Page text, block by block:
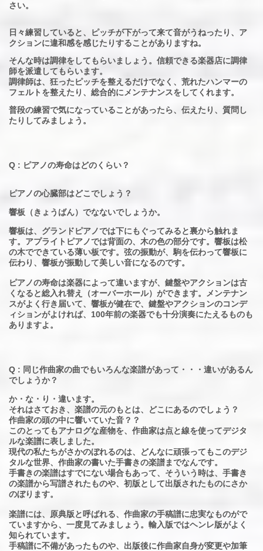
さい。
日々練習していると、ピッチが下がって来て音がうねったり、ア
クションに違和感を感じたりすることがありますね。
そんな時は調律をしてもらいましょう。信頼できる楽器店に調律
師を派遣してもらいます。
調律師は、狂ったピッチを整えるだけでなく、荒れたハンマーの
フェルトを整えたり、総合的にメンテナンスをしてくれます。
普段の練習で気になっていることがあったら、伝えたり、質問し
たりしてみましょう。
Q : ピアノの寿命はどのくらい？
ピアノの心臓部はどこでしょう？
響板（きょうばん）でなないでしょうか。
響板は、グランドピアノでは下にもぐってみると裏から触れま
す。アプライトピアノでは背面の、木の色の部分です。響板は松
の木でできている薄い板です。弦の振動が、駒を伝わって響板に
伝わり、響板が振動して美しい音になるのです。
ピアノの寿命は楽器によって違いますが、鍵盤やアクションは古
くなると総入れ替え（オーバーホール）ができます。メンテナン
スがよく行き届いて、響板が健在で、鍵盤やアクションのコンデ
ィションがよければ、100年前の楽器でも十分演奏にたえるものも
ありますよ。
Q : 同じ作曲家の曲でもいろんな楽譜があって・・・違いがあるん
でしょうか？
か・な・り・違います。
それはさておき、楽譜の元のもとは、どこにあるのでしょう？
作曲家の頭の中に響いていた音？？
このとってもアナログな産物を、作曲家は点と線を使ってデジタ
ルな楽譜に表しました。
現代の私たちがさかのぼれるのは、どんなに頑張ってもこのデジ
タルな世界、作曲家の書いた手書きの楽譜までなんです。
手書きの楽譜はすでにない場合もあって、そういう時は、手書き
の楽譜から写譜されたものや、初版として出版されたものにさか
のぼります。
楽譜には、原典版と呼ばれる、作曲家の手稿譜に忠実なものがで
ていますから、一度見てみましょう。輸入版ではヘンレ版がよく
知られています。
手稿譜に不備があったものや、出版後に作曲家自身が変更や加筆